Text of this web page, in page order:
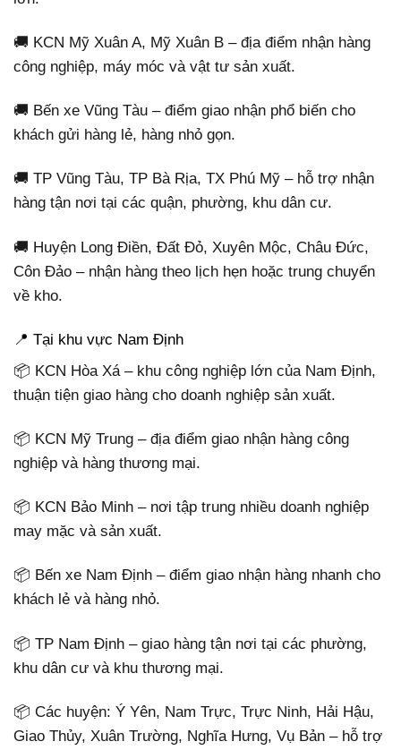
🚚 KCN Mỹ Xuân A, Mỹ Xuân B – địa điểm nhận hàng
công nghiệp, máy móc và vật tư sản xuất.
🚚 Bến xe Vũng Tàu – điểm giao nhận phổ biến cho
khách gửi hàng lẻ, hàng nhỏ gọn.
🚚 TP Vũng Tàu, TP Bà Rịa, TX Phú Mỹ – hỗ trợ nhận
hàng tận nơi tại các quận, phường, khu dân cư.
🚚 Huyện Long Điền, Đất Đỏ, Xuyên Mộc, Châu Đức,
Côn Đảo – nhận hàng theo lịch hẹn hoặc trung chuyển
về kho.
📍 Tại khu vực Nam Định
📦 KCN Hòa Xá – khu công nghiệp lớn của Nam Định,
thuận tiện giao hàng cho doanh nghiệp sản xuất.
📦 KCN Mỹ Trung – địa điểm giao nhận hàng công
nghiệp và hàng thương mại.
📦 KCN Bảo Minh – nơi tập trung nhiều doanh nghiệp
may mặc và sản xuất.
📦 Bến xe Nam Định – điểm giao nhận hàng nhanh cho
khách lẻ và hàng nhỏ.
📦 TP Nam Định – giao hàng tận nơi tại các phường,
khu dân cư và khu thương mại.
📦 Các huyện: Ý Yên, Nam Trực, Trực Ninh, Hải Hậu,
Giao Thủy, Xuân Trường, Nghĩa Hưng, Vụ Bản – hỗ trợ